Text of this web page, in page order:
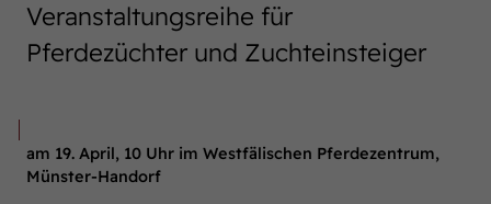
Veranstaltungsreihe für
Pferdezüchter und Zuchteinsteiger
am 19. April, 10 Uhr im Westfälischen Pferdezentrum,
Münster-Handorf